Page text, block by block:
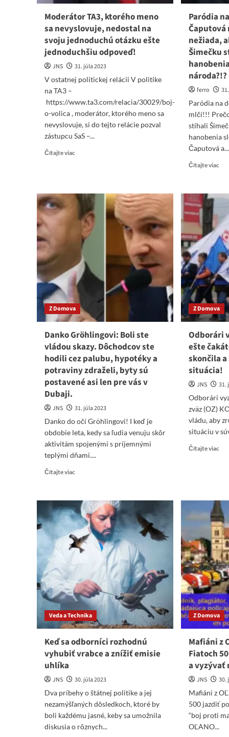
Moderátor TA3, ktorého meno
sa nevyslovuje, nedostal na
svoju jednoduchú otázku ešte
jednoduchšiu odpoveď!
JNS
31. júla 2023
V ostatnej politickej relácii V politike
na TA3 –
https://www.ta3.com/relacia/30029/boj-
o-volica , moderátor, ktorého meno sa
nevyslovuje, si do tejto relácie pozval
zástupcu SaS –...
Čítajte viac
ktorého
meno
sa
nevyslovuje,
nedostal
svoju
jednoduchú
otázku
ešte
jednoduchšiu
odpoveď!
Paródia
nežiada,
Šimečku
národa?!?
ferro
Paródia na
mlčí!!!
stíhali
hanobenia
Čaputová a...
Čítajte viac
aby
st.
za
čin
Z Domova
Danko Gröhlingovi: Boli ste
vládou skazy. Dôchodcov ste
hodili cez palubu, hypotéky a
potraviny zdraželi, byty sú
postavené asi len pre vás v
Dubaji.
JNS
31. júla 2023
Danko do očí Gröhlingovi! I keď je
obdobie leta, kedy sa ľudia venuju skôr
aktivitám spojenými s príjemnými
teplými dňami....
Čítajte viac
Danko
Gröhlingovi:
Boli
ste
vládou
skazy.
hodili
cez
palubu,
hypotéky
a
potraviny
byty
sú
pre
vás
v
Dubaji.
Z Domova
Odborári
ešte
skončila
situácia!
JNS
31.
Odborári
zväz (OZ)
vládu, aby
situáciu v
Čítajte viac
Na
čo
a
s
aj
Veda a Technika
Keď sa odborníci rozhodnú
vyhubiť vrabce a znížiť emisie
uhlíka
JNS
30. júla 2023
Dva príbehy o štátnej politike a jej
nezamýšľaných dôsledkoch, ktoré by
boli každému jasné, keby sa umožnila
diskusia o rôznych...
Z Domova
Mafiáni z
Fiatoch
a vyzývať
JNS
30.
Mafiáni z
500 jazdiť
“boj proti
OĽANO...